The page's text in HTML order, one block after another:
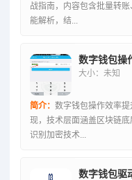
战指南，内容包含批量转
能解析，结...
大小：未知
简介： 数字钱包操作效率
现，技术层面涵盖区块链
识别加密技术...